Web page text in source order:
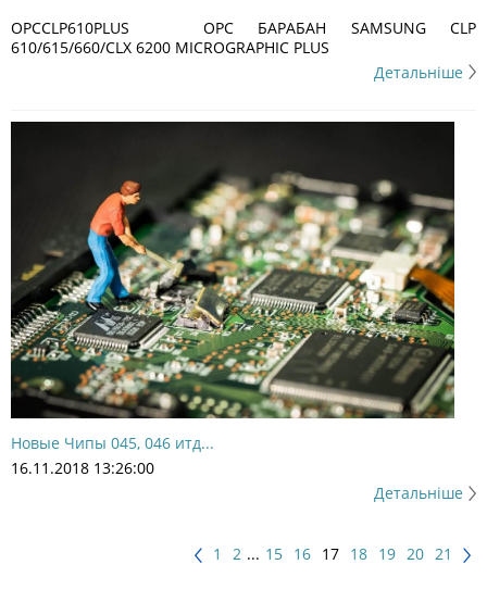
OPCCLP610PLUS OPC БАРАБАН SAMSUNG CLP
610/615/660/CLX 6200 MICROGRAPHIC PLUS
Детальніше
Новые Чипы 045, 046 итд...
16.11.2018 13:26:00
Детальніше
1 2 ... 15 16 17 18 19 20 21